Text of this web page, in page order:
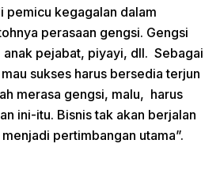
pemicu kegagalan dalam
perasaan gengsi. Gengsi
anak pejabat, piyayi, dll. Sebagai
sukses harus bersedia terjun
merasa gengsi, malu, harus
ini-itu. Bisnis tak akan berjalan
pertimbangan utama”.